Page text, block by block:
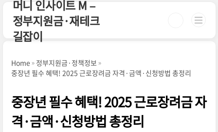
본문 바로가기
머니 인사이트 M –
정부지원금·재테크
길잡이
Home
정부지원금·정책정보
중장년 필수 혜택! 2025 근로장려금 자격·금액·신청방법 총정리
중장년 필수 혜택! 2025 근로장려금 자
격·금액·신청방법 총정리